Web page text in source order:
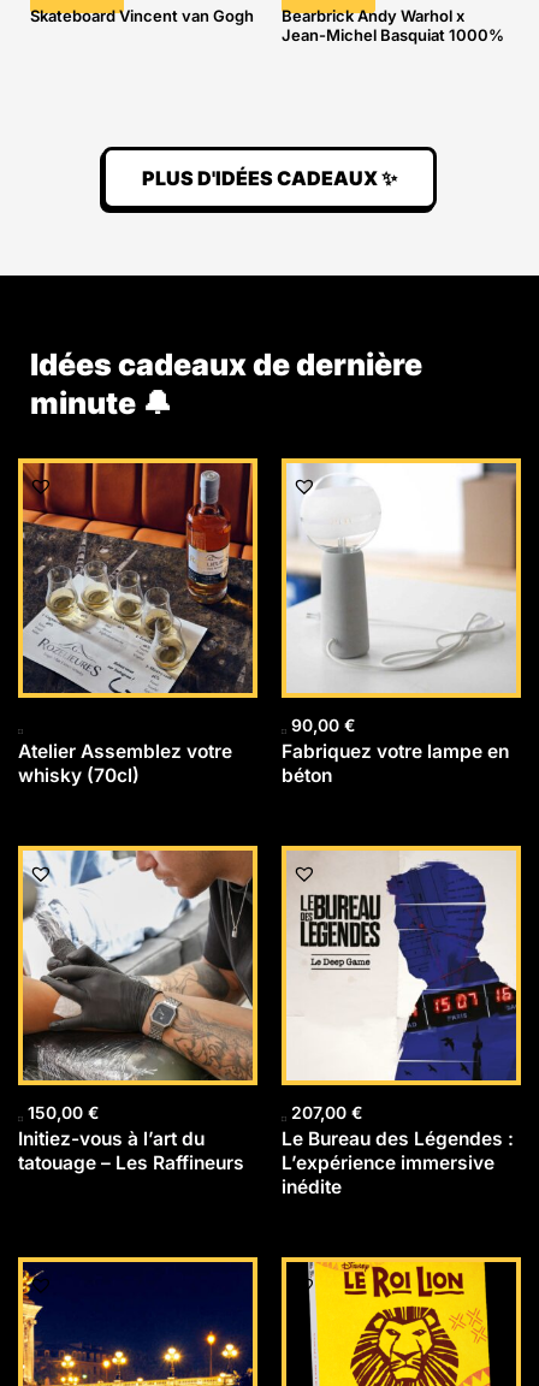
Skateboard Vincent van Gogh
Bearbrick Andy Warhol x
Jean-Michel Basquiat 1000%
PLUS D'IDÉES CADEAUX ✨
Idées cadeaux de dernière
minute 🔔
Atelier Assemblez votre
whisky (70cl)
90,00 €
Fabriquez votre lampe en
béton
150,00 €
Initiez-vous à l’art du
tatouage – Les Raffineurs
207,00 €
Le Bureau des Légendes :
L’expérience immersive
inédite